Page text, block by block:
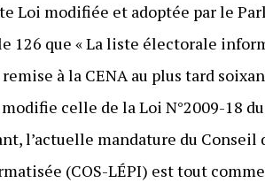
Loi modifiée et adoptée par le
126 que « La liste électorale
à la CENA au plus tard
celle de la Loi N°2009-18
l’actuelle mandature du
(COS-LÉPI) est tout